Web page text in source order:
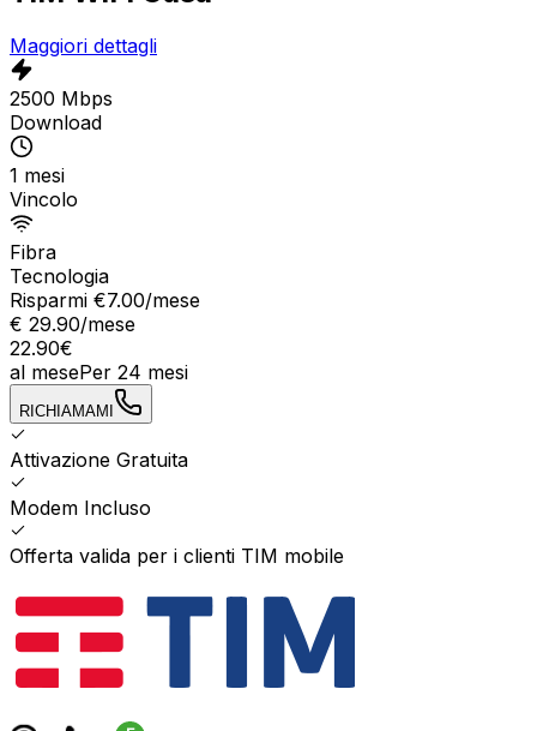
Maggiori dettagli
2500 Mbps
Download
1 mesi
Vincolo
Fibra
Tecnologia
Risparmi €7.00/mese
€ 29.90/mese
22.90€
al mesePer 24 mesi
RICHIAMAMI
Attivazione Gratuita
Modem Incluso
Offerta valida per i clienti TIM mobile